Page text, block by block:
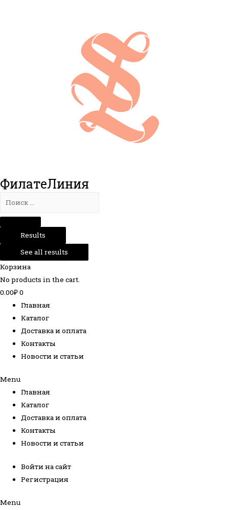
ФилатеЛиния
Results
See all results
Корзина
No products in the cart.
0.00₽0
Главная
Каталог
Доставка и оплата
Контакты
Новости и статьи
Menu
Главная
Каталог
Доставка и оплата
Контакты
Новости и статьи
Войти на сайт
Регистрация
Menu